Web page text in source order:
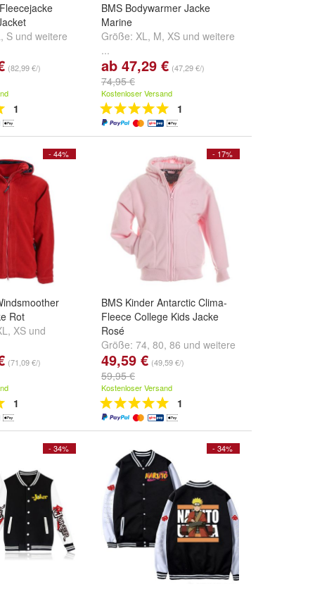
, S und weitere
(82,99 €/)
1
BMS Bodywarmer Jacke
Marine
Größe: XL, M, XS und weitere
...
ab 47,29 € (47,29 €/)
74,95 €
Kostenloser Versand
1
- 44%
Rot
, XS und
(71,09 €/)
1
- 17%
BMS Kinder Antarctic Clima-
Fleece College Kids Jacke
Rosé
Größe: 74, 80, 86 und weitere
...
49,59 € (49,59 €/)
59,95 €
Kostenloser Versand
1
- 34% - 34%